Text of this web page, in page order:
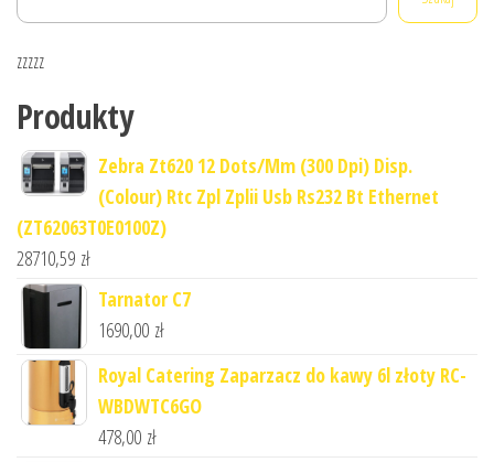
zzzzz
Produkty
Zebra Zt620 12 Dots/Mm (300 Dpi) Disp.
(Colour) Rtc Zpl Zplii Usb Rs232 Bt Ethernet
(ZT62063T0E0100Z)
28710,59 zł
Tarnator C7
1690,00 zł
Royal Catering Zaparzacz do kawy 6l złoty RC-
WBDWTC6GO
478,00 zł